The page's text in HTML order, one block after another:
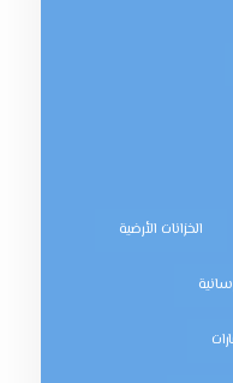
الخزانات الأرضية